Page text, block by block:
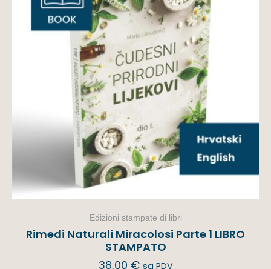
Edizioni stampate di libri
Rimedi Naturali Miracolosi Parte 1 LIBRO
STAMPATO
38,00 € sa PDV